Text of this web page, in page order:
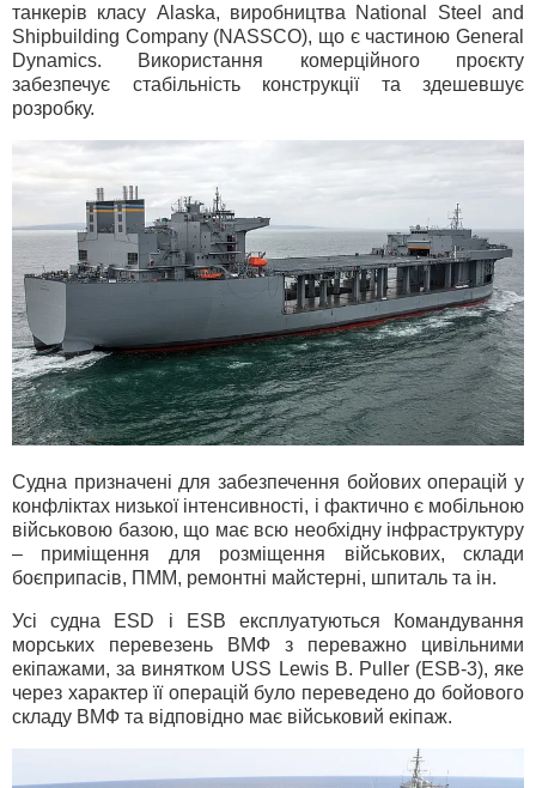
танкерів класу Alaska, виробництва National Steel and
Shipbuilding Company (NASSCO), що є частиною General
Dynamics. Використання комерційного проєкту
забезпечує стабільність конструкції та здешевшує
розробку.
Судна призначені для забезпечення бойових операцій у
конфліктах низької інтенсивності, і фактично є мобільною
військовою базою, що має всю необхідну інфраструктуру
– приміщення для розміщення військових, склади
боєприпасів, ПММ, ремонтні майстерні, шпиталь та ін.
Усі судна ESD і ESB експлуатуються Командування
морських перевезень ВМФ з переважно цивільними
екіпажами, за винятком USS Lewis B. Puller (ESB-3), яке
через характер її операцій було переведено до бойового
складу ВМФ та відповідно має військовий екіпаж.